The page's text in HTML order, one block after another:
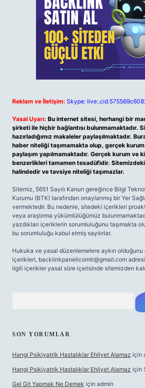
Reklam ve İletişim: Skype:
Yasal Uyarı: Bu internet sitesi, herhangi bir
şirketi ile hiçbir bağlantısı bulunmamaktadır.
hazırladığımız makaleler paylaşılmaktadır.
haber niteliği taşımamakta olup, gerçek
paylaşım yapılmamaktadır. Gerçek kurum ve
benzerlikleri tamamen tesadüfidir.
halindedir ve tavsiye niteliği taşımazlar.
Sitemiz, 5651 Sayılı Kanun gereğince Bilgi
Kurumu (BTK) tarafından onaylanmış bir Yer
vermektedir. Bu nedenle, sitedeki içerikleri
veya araştırma yükümlülüğümüz
yazdıkları içeriklerin sorumluluğunu taşımakta
bu sorumluluğu kabul etmiş sayılırlar.
Hukuka ve yasal düzenlemelere aykırı
içerikleri, backlinkpanelicomtr@gmail.com
ilgili içerikler yasal süre içerisinde sitemizden
SON YORUMLAR
Hangi Psikiyatrik Hastalıklar Ehliyet Alamaz için
Hangi Psikiyatrik Hastalıklar Ehliyet Alamaz için
Gel Git Yapmak Ne Demek için admin